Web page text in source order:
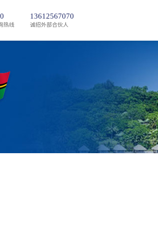
热线
13612567070
诚招外部合伙人